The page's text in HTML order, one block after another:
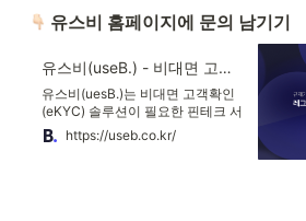
유스비 홈페이지에 문의 남기기
유스비(useB.) - 비대면 고객확인(eKYC) 솔루션
유스비(uesB.)는 비대면 고객확인
(eKYC) 솔루션이 필요한 핀테크 서
비스들을 비롯하여 규제로 인해 어
려움을 겪는 기업들의 문제를 AI기
https://useb.co.kr/